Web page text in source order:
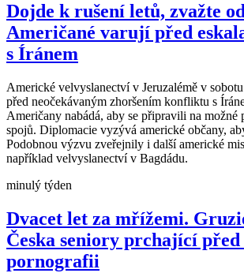
Dojde k rušení letů, zvažte
Američané varují před
s Íránem
Americké velvyslanectví v Jeruzalémě v
před neočekávaným zhoršením konfliktu s
Američany nabádá, aby se připravili na možné
spojů. Diplomacie vyzývá americké občany,
Podobnou výzvu zveřejnily i další americké
například velvyslanectví v Bagdádu.
minulý týden
Dvacet let za mřížemi.
Česka seniory prchající před
pornografii